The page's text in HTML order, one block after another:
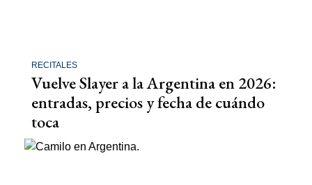
RECITALES
Vuelve Slayer a la Argentina en 2026:
entradas, precios y fecha de cuándo
toca